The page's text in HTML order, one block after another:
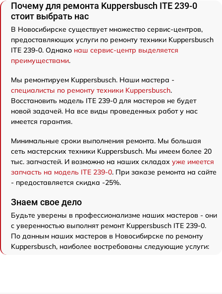
Почему для ремонта Kuppersbusch ITE 239-0
стоит выбрать нас
В Новосибирске существует множество сервис-центров,
предоставляющих услуги по ремонту техники Kuppersbusch
ITE 239-0. Однако наш сервис-центр выделяется
преимуществами.
Мы ремонтируем Kuppersbusch. Наши мастера -
специалисты по ремонту техники Kuppersbusch.
Восстановить модель ITE 239-0 для мастеров не будет
новой задачей. На все виды проведенных работ у нас
имеется гарантия.
Минимальные сроки выполнения ремонта. Мы большая
сеть мастерских техники Kuppersbusch. Мы имеем более 20
тыс. запчастей. И возможно на наших складах уже имеется
запчасть на модель ITE 239-0. При заказе ремонта на сайте
- предоставляется скидка -25%.
Знаем свое дело
Будьте уверены в профессионализме наших мастеров - они
с уверенностью выполнят ремонт Kuppersbusch ITE 239-0.
По данным наших мастеров в Новосибирске по ремонту
Kuppersbusch, наиболее востребованы следующие услуги: